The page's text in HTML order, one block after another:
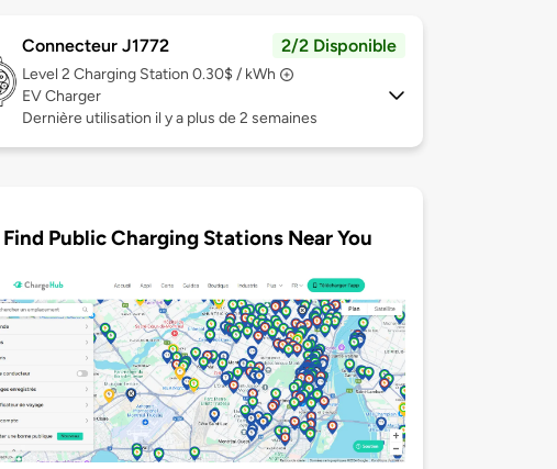
Connecteur J1772 2/2 Disponible
Level 2 Charging Station 0.30$ / kWh
EV Charger
Dernière utilisation il y a plus de 2 semaines
Find Public Charging Stations Near You